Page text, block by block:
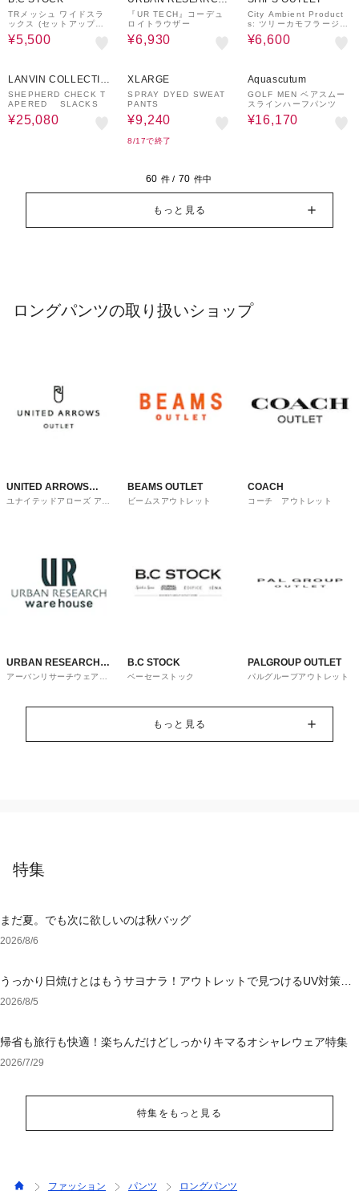
TRメッシュ ワイドスラ
ックス (セットアップ対
応可能)
¥5,500
ware house
『UR TECH』コーデュ
ロイトラウザー
¥6,930
City Ambient Product
s: ツリーカモフラージュ
バギー ペインター ワー
クパンツ
¥6,600
LANVIN COLLECTIO
N
SHEPHERD CHECK T
APERED SLACKS
¥25,080
XLARGE
SPRAY DYED SWEAT
PANTS
¥9,240
8/17で終了
Aquascutum
GOLF MEN ベアスムー
スラインハーフパンツ
¥16,170
60 件 / 70 件中
もっと見る
ロングパンツの取り扱いショップ
UNITED ARROWS
OUTLET
ユナイテッドアローズ アウ
BEAMS OUTLET
ビームスアウトレット
COACH
コーチ アウトレット
URBAN RESEARCH
ware house
アーバンリサーチウェアハ
B.C STOCK
ベーセーストック
PALGROUP OUTLET
パルグループアウトレット
もっと見る
特集
まだ夏。でも次に欲しいのは秋バッグ
2026/8/6
うっかり日焼けとはもうサヨナラ！アウトレットで見つけるUV対策ウ
ェア
2026/8/5
帰省も旅行も快適！楽ちんだけどしっかりキマるオシャレウェア特集
2026/7/29
特集をもっと見る
ファッション パンツ
ロングパンツ